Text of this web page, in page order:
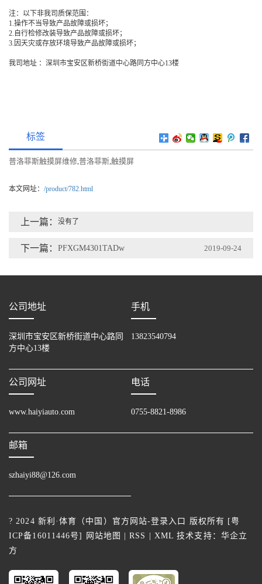
注：以下非我司质保范围：
1.操作不当导致产品故障或损坏；
2.自行检修改装导致产品故障或损坏；
3.因天灾或存放环境导致产品故障或损坏；
我司地址 ：深圳市宝安区新桥街道中心路同方中心13楼
标签
普洛菲斯触摸屏维修,普洛菲斯,触摸屏
本文网址： /product/782.html
上一篇： 没有了
下一篇： PFXGM4301TADw 2019-09-24
公司地址
深圳市宝安区新桥街道中心路同
方中心13楼
手机
13823540794
公司网址
www.haiyiauto.com
电话
0755-8821-8986
邮箱
szhaiyi88@126.com
? 2024 新利·体育（中国）官方网站-登录入口 版权所有 [粤
ICP备16011446号] 网站地图 |RSS XML 技术支持： 华企立
方